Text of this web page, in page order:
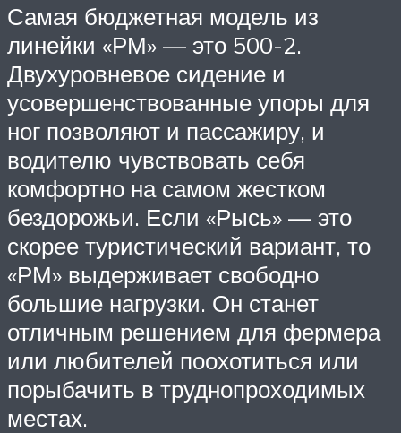
Самая бюджетная модель из
линейки «РМ» — это 500-2.
Двухуровневое сидение и
усовершенствованные упоры для
ног позволяют и пассажиру, и
водителю чувствовать себя
комфортно на самом жестком
бездорожьи. Если «Рысь» — это
скорее туристический вариант, то
«РМ» выдерживает свободно
большие нагрузки. Он станет
отличным решением для фермера
или любителей поохотиться или
порыбачить в труднопроходимых
местах.